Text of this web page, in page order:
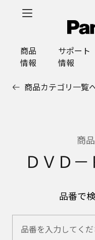
商品
情報
サポート
情報
商品カテゴリ一覧
商
ＤＶＤ
品番で